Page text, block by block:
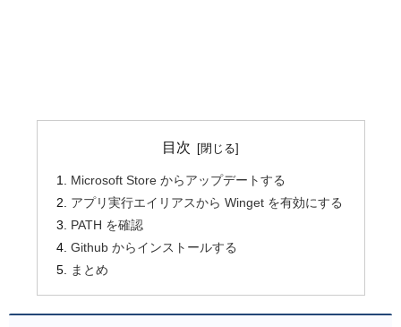
目次
Microsoft Store からアップデートする
アプリ実行エイリアスから Winget を有効にする
PATH を確認
Github からインストールする
まとめ